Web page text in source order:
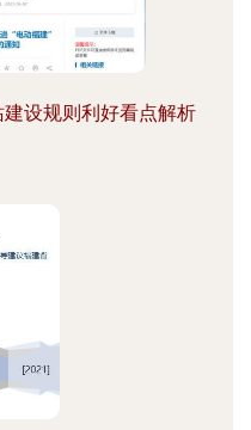
设规则利好看点解析